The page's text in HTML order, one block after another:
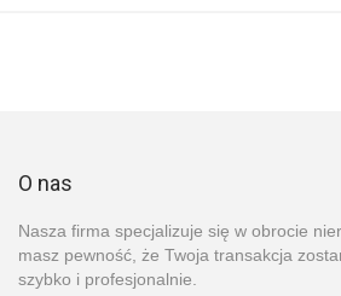
O nas
Nasza firma specjalizuje się w obrocie
masz pewność, że Twoja transakcja
szybko i profesjonalnie.